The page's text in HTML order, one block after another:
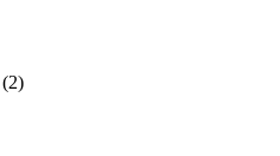
(2)